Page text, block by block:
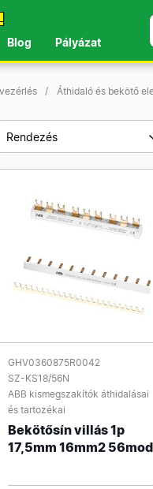
Blog Pályázat
Áthidaló és bekötő
Rendezés
GHV0360875R0042
SZ-KS18/56N
ABB kismegszakítók áthidalásai
és tartozékai
Bekötősín villás 1p
17,5mm 16mm2 56mod